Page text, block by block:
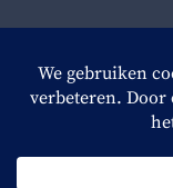
Woorden